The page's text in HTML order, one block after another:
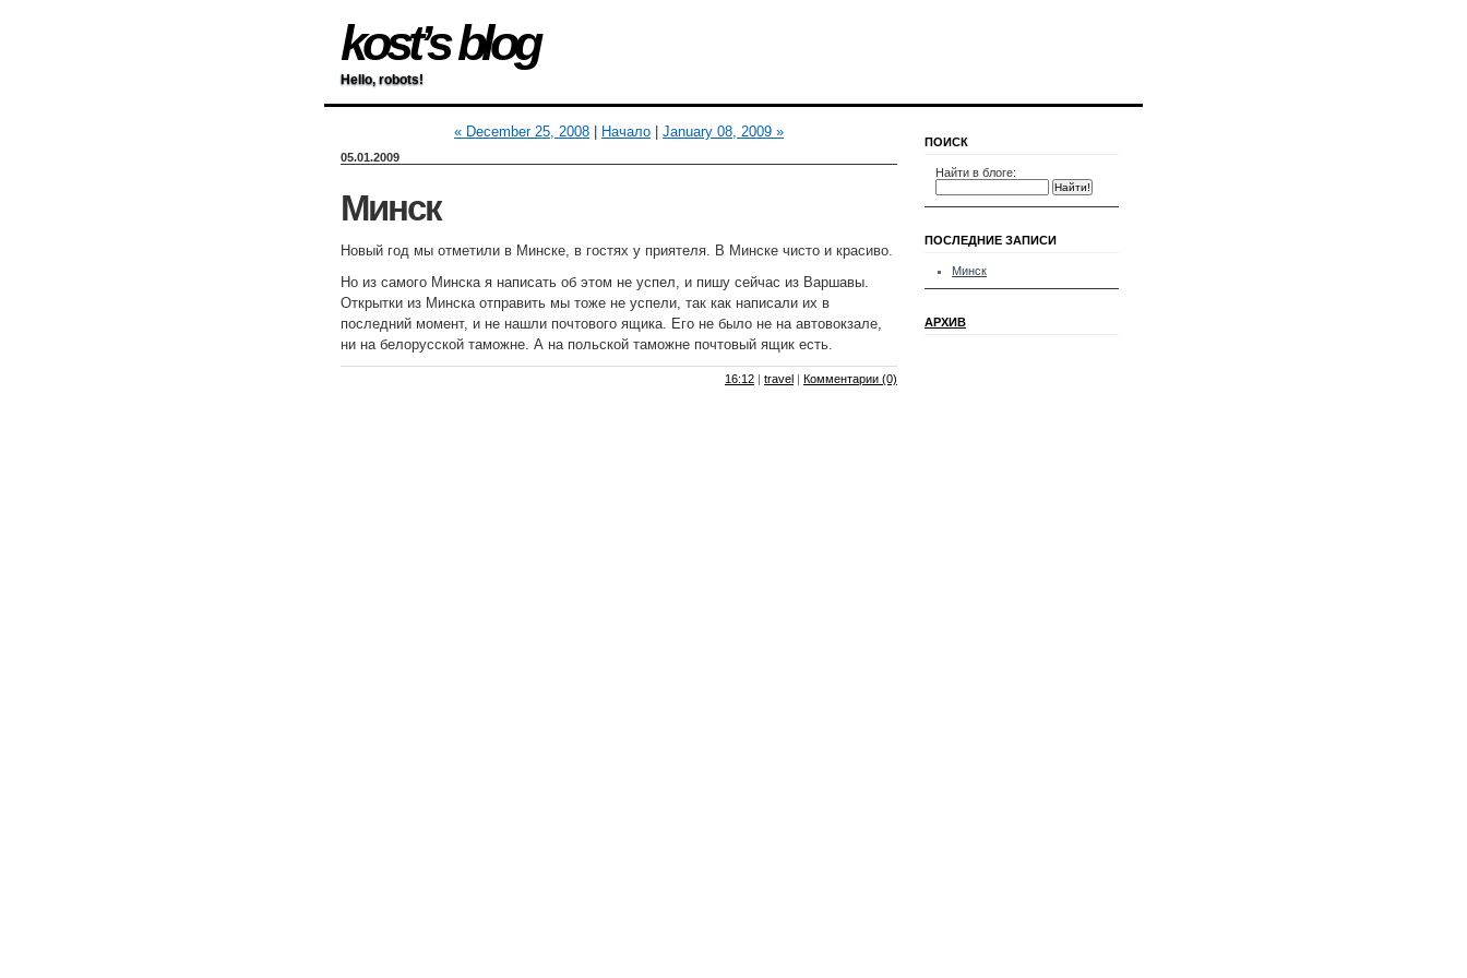
kost’s blog
Hello, robots!
« December 25, 2008 Начало January 08, 2009 »
05.01.2009
Минск
Новый год мы отметили в Минске, в гостях у приятеля. В Минске чисто и красиво.
Но из самого Минска я написать об этом не успел, и пишу сейчас из Варшавы.
Открытки из Минска отправить мы тоже не успели, так как написали их в
последний момент, и не нашли почтового ящика. Его не было не на автовокзале,
ни на белорусской таможне. А на польской таможне почтовый ящик есть.
16:12 | travel | Комментарии (0)
ПОИСК
Найти в блоге:
ПОСЛЕДНИЕ ЗАПИСИ
Минск
АРХИВ